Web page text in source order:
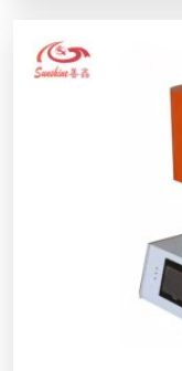
ويُستخدم عادة